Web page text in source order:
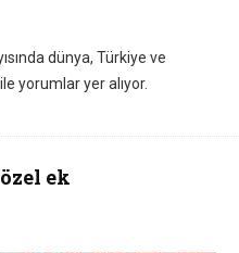
dünya, Türkiye ve
yorumlar yer alıyor.
ek